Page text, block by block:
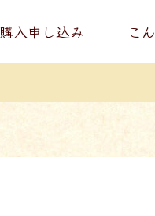
購入申し込み こ